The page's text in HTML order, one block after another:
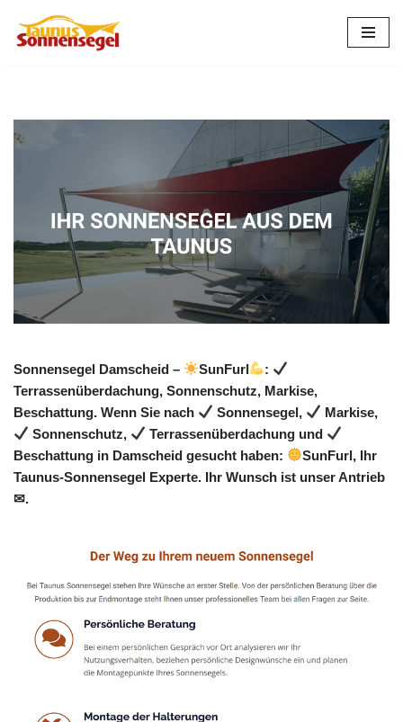
Zum
Sonnensegel Damscheid – SunFurl
:
Terrassenüberdachung, Sonnenschutz, Markise,
Beschattung. Wenn Sie nach
Sonnensegel,
Markise,
Sonnenschutz,
Terrassenüberdachung und
Beschattung in Damscheid gesucht haben:
SunFurl, Ihr
Taunus-Sonnensegel Experte. Ihr Wunsch ist unser Antrieb
✉.